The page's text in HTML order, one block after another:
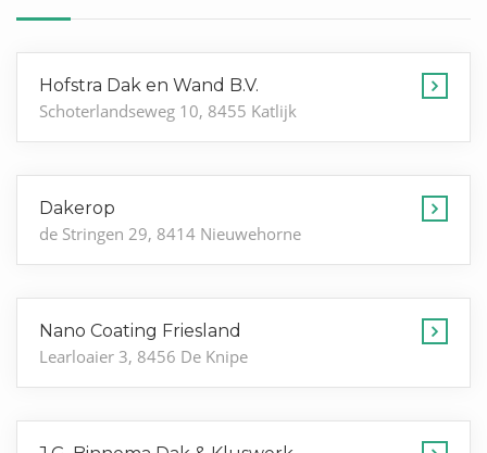
Hofstra Dak en Wand B.V.
Schoterlandseweg 10, 8455 Katlijk
Dakerop
de Stringen 29, 8414 Nieuwehorne
Nano Coating Friesland
Learloaier 3, 8456 De Knipe